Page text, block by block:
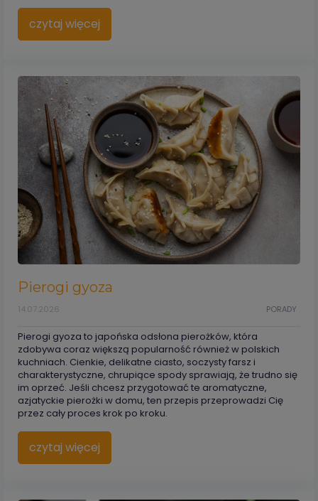
czytaj więcej
Pierogi gyoza
PORADY
14.07.2026
Pierogi gyoza to japońska odsłona pierożków, która
zdobywa coraz większą popularność również w polskich
kuchniach. Cienkie, delikatne ciasto, soczysty farsz i
charakterystyczne, chrupiące spody sprawiają, że trudno się
im oprzeć. Jeśli chcesz przygotować te aromatyczne,
azjatyckie pierożki w domu, ten przepis przeprowadzi Cię
przez cały proces krok po kroku.
czytaj więcej